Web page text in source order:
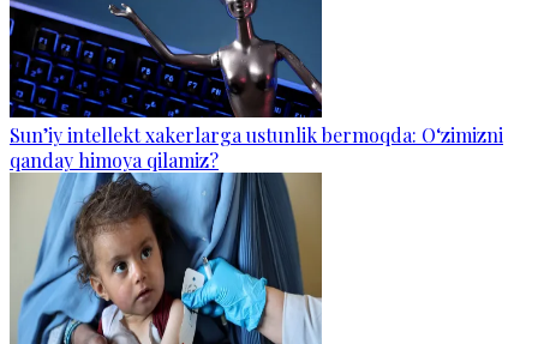
Sun’iy intellekt xakerlarga ustunlik bermoqda: O‘zimizni
qanday himoya qilamiz?